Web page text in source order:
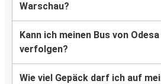
Warschau?
Kann ich meinen Bus von
verfolgen?
Wie viel Gepäck darf ich auf